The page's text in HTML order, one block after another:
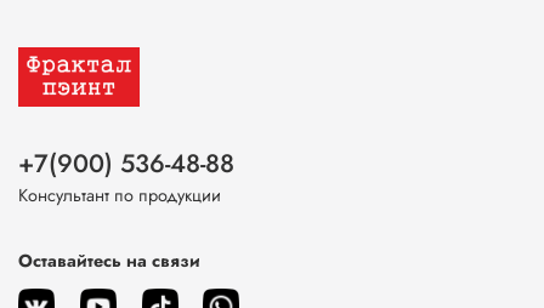
+7(900) 536-48-88
Консультант по продукции
Оставайтесь на связи